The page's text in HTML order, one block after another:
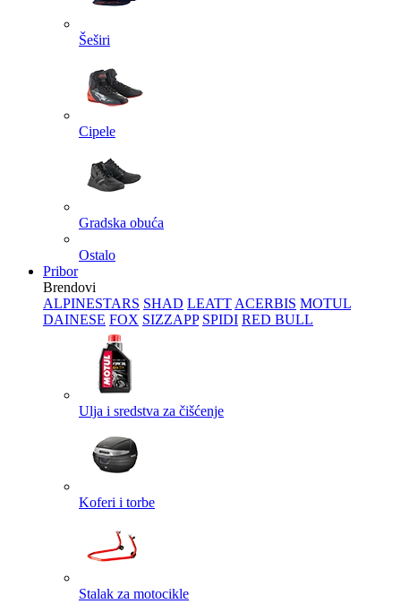
Šeširi
Cipele
Gradska obuća
Ostalo
Pribor
Brendovi
ALPINESTARS SHAD LEATT ACERBIS MOTUL
DAINESE FOX SIZZAPP SPIDI RED BULL
Ulja i sredstva za čišćenje
Koferi i torbe
Stalak za motocikle